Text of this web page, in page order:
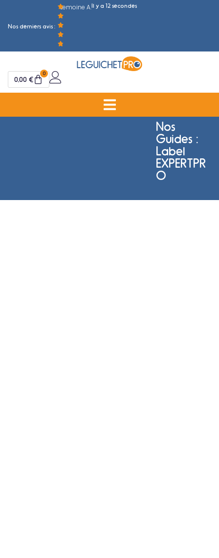
Nos derniers avis :
Lemoine A.Il y a 12 secondes
0,00 €
0
Nos
Guides :
Label
EXPERTPR
O